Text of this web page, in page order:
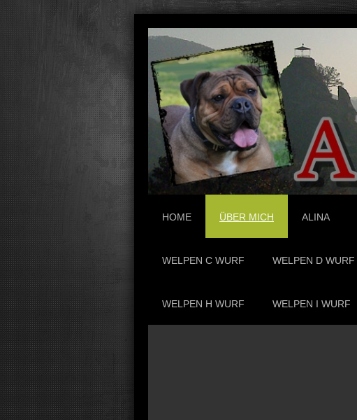
HOME ÜBER MICH ALINA
WELPEN C WURF WELPEN D WURF
WELPEN H WURF WELPEN I WURF